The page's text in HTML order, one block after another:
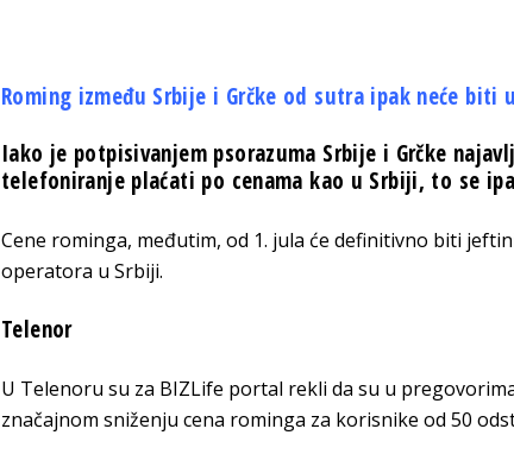
Roming između Srbije i Grčke od sutra ipak neće
Iako je potpisivanjem psorazuma Srbije i Grčke
telefoniranje plaćati po cenama kao u Srbiji, to se
Cene rominga, međutim, od 1. jula će definitivno biti
operatora u Srbiji.
Telenor
U Telenoru su za BIZLife portal rekli da su u
značajnom sniženju cena rominga za korisnike od 50